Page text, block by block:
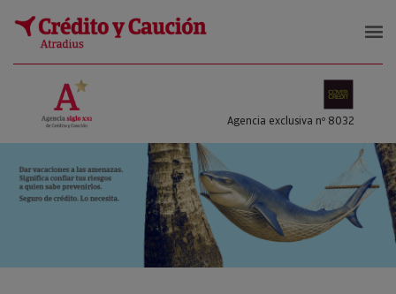
COVERCREDIT SL
Agencia exclusiva nº 8032